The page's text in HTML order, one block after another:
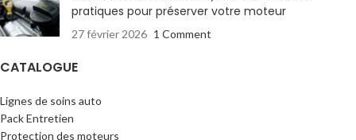
pratiques pour préserver votre moteur
27 février 2026 1 Comment
CATALOGUE
Lignes de soins auto
Pack Entretien
Protection des moteurs